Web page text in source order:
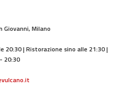
Giovanni, Milano
20:30 | Ristorazione sino alle 21:30 |
20:30